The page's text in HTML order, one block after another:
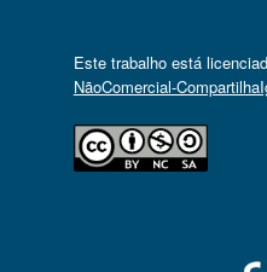
Este trabalho está
NãoComercial-